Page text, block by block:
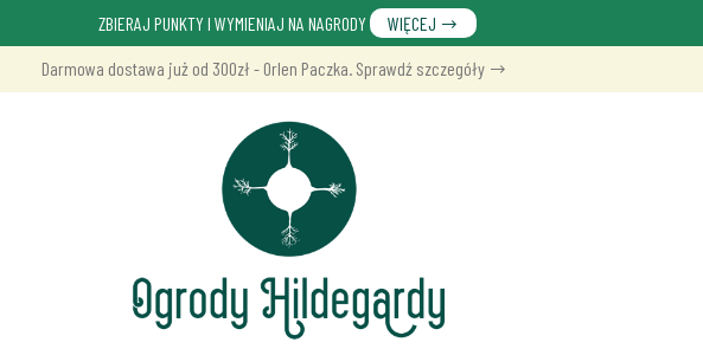
ZBIERAJ PUNKTY I WYMIENIAJ NA NAGRODY
WIĘCEJ
Darmowa dostawa już od 300zł - Orlen Paczka. Sprawdź szczegóły